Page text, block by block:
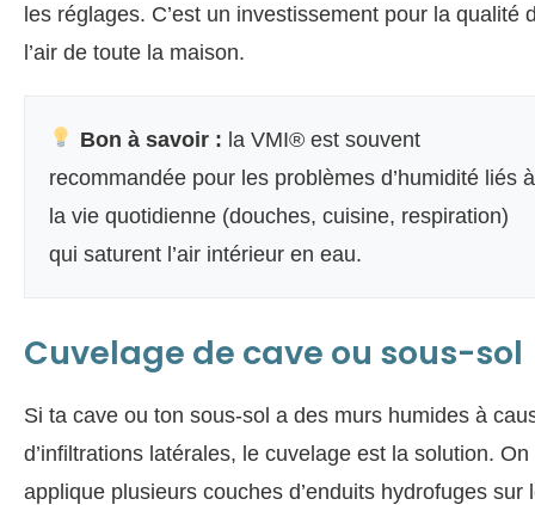
les réglages. C’est un investissement pour la qualité
l’air de toute la maison.
Bon à savoir : la VMI® est souvent
recommandée pour les problèmes d’humidité liés à
la vie quotidienne (douches, cuisine, respiration)
qui saturent l’air intérieur en eau.
Cuvelage de cave ou sous-sol
Si ta cave ou ton sous-sol a des murs humides à
d’infiltrations latérales, le cuvelage est la solution. On
applique plusieurs couches d’enduits hydrofuges sur